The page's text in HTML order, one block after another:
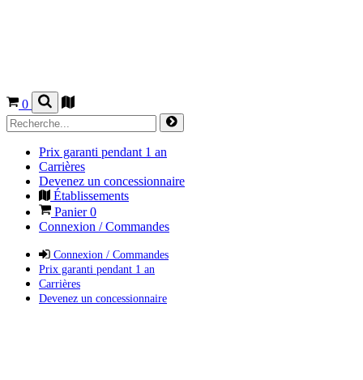
0
Prix garanti pendant 1 an
Carrières
Devenez un concessionnaire
Établissements
Panier0
Connexion / Commandes
Connexion / Commandes
Prix garanti pendant 1 an
Carrières
Devenez un concessionnaire